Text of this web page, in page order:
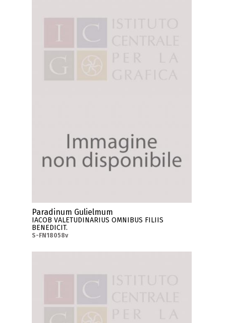
Paradinum Gulielmum
IACOB VALETUDINARIUS OMNIBUS FILIIS
BENEDICIT.
S-FN18058v